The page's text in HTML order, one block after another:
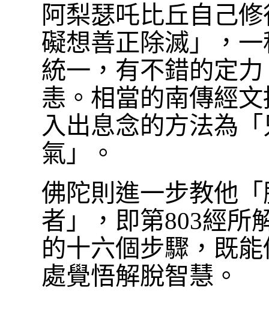
阿梨瑟吒比丘自己
礙想善正除滅」，
統一，有不錯的定
恚。相當的南傳經
入出息念的方法為
氣」。
佛陀則進一步教他
者」，即第803經所
的十六個步驟，既
處覺悟解脫智慧。